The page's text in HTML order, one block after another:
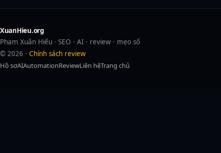
XuanHieu.org
Phạm Xuân Hiếu · SEO · AI · review · mẹo số
© 2026 · Chính sách review
Hồ sơAIAutomationReviewLiên hệTrang chủ